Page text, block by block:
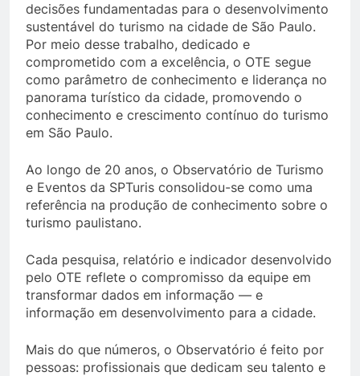
decisões fundamentadas para o desenvolvimento
sustentável do turismo na cidade de São Paulo.
Por meio desse trabalho, dedicado e
comprometido com a excelência, o OTE segue
como parâmetro de conhecimento e liderança no
panorama turístico da cidade, promovendo o
conhecimento e crescimento contínuo do turismo
em São Paulo.
Ao longo de 20 anos, o Observatório de Turismo
e Eventos da SPTuris consolidou-se como uma
referência na produção de conhecimento sobre o
turismo paulistano.
Cada pesquisa, relatório e indicador desenvolvido
pelo OTE reflete o compromisso da equipe em
transformar dados em informação — e
informação em desenvolvimento para a cidade.
Mais do que números, o Observatório é feito por
pessoas: profissionais que dedicam seu talento e